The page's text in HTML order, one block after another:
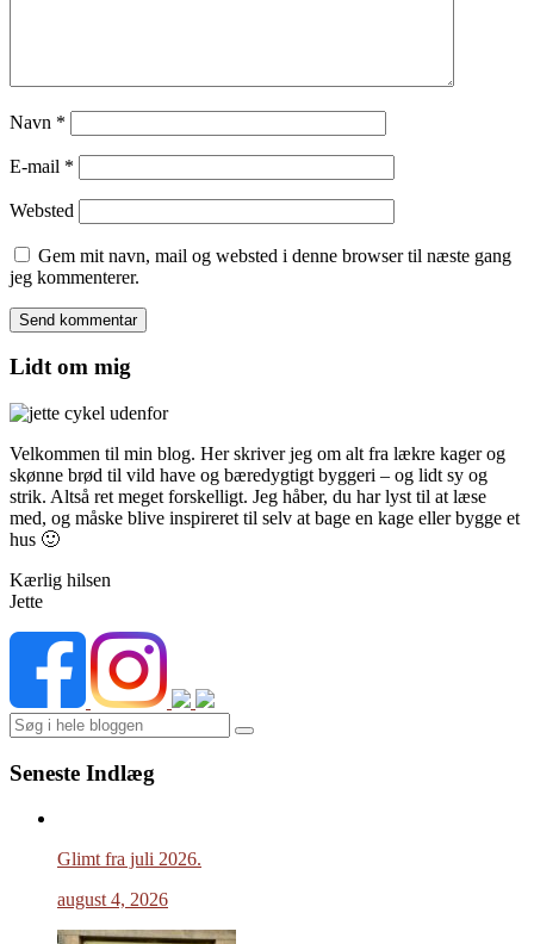
Navn *
E-mail *
Websted
Gem mit navn, mail og websted i denne browser til næste gang
jeg kommenterer.
Lidt om mig
Velkommen til min blog. Her skriver jeg om alt fra lækre kager og
skønne brød til vild have og bæredygtigt byggeri – og lidt sy og
strik. Altså ret meget forskelligt. Jeg håber, du har lyst til at læse
med, og måske blive inspireret til selv at bage en kage eller bygge et
hus 🙂
Kærlig hilsen
Jette
Search
Seneste Indlæg
Glimt fra juli 2026.
august 4, 2026